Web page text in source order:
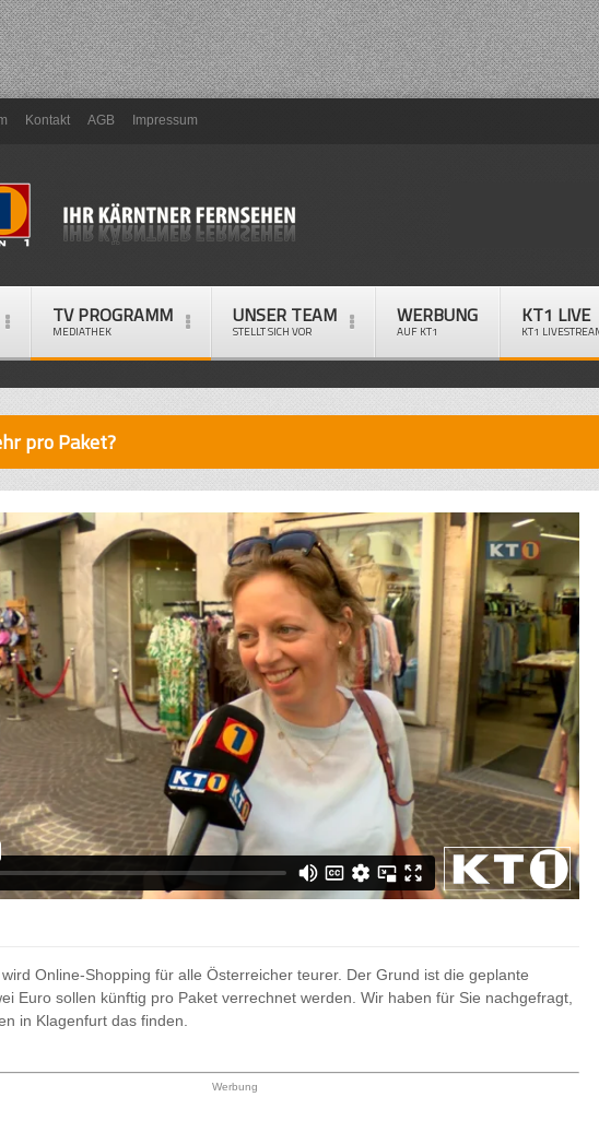
Kontakt AGB Impressum
TV PROGRAMM
MEDIATHEK
UNSER TEAM
STELLT SICH VOR
WERBUNG
AUF KT1
KT1 LIVE
KT1
pro Paket?
Online-Shopping für alle Österreicher teurer. Der Grund ist die geplante
Euro sollen künftig pro Paket verrechnet werden. Wir haben für Sie nachgefragt,
in Klagenfurt das finden.
Werbung